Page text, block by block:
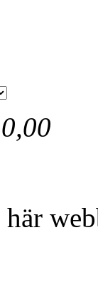
0,00
här